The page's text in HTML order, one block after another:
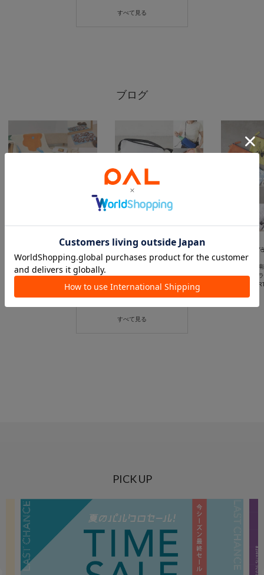
ブログ
湘
南テラスモール店 スタッフ
テラスモール湘南店
2026.07.23
SUMMER TRIP
湘
南テラスモール店 スタッフ
COFFEE
テ
PICK UP